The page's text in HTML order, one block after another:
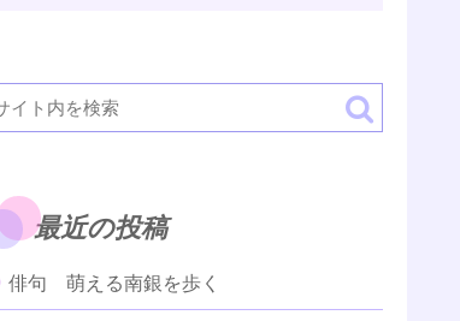
最近の投稿
俳句 萌える南銀を歩く